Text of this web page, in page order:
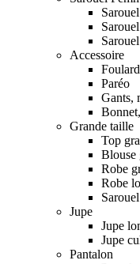
Accessoire
Paréo
Gants,
Grande taille
Top
Blouse
Robe
Robe
Jupe
Jupe
Jupe
Pantalon